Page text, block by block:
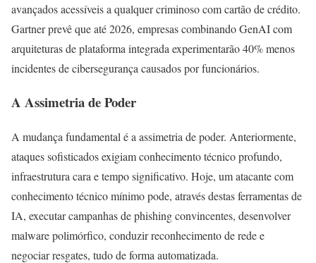
avançados acessíveis a qualquer criminoso com cartão de crédito.
Gartner prevê que até 2026, empresas combinando GenAI com
arquiteturas de plataforma integrada experimentarão 40% menos
incidentes de cibersegurança causados por funcionários.
A Assimetria de Poder
A mudança fundamental é a assimetria de poder. Anteriormente,
ataques sofisticados exigiam conhecimento técnico profundo,
infraestrutura cara e tempo significativo. Hoje, um atacante com
conhecimento técnico mínimo pode, através destas ferramentas de
IA, executar campanhas de phishing convincentes, desenvolver
malware polimórfico, conduzir reconhecimento de rede e
negociar resgates, tudo de forma automatizada.